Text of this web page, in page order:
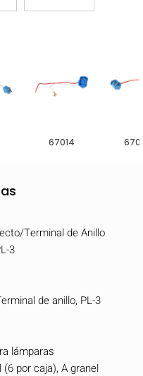
67014
Terminal de Anillo
3
de anillo, PL-3
lámparas
(6 por caja), A granel